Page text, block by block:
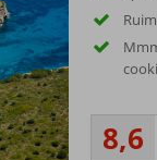
8,6